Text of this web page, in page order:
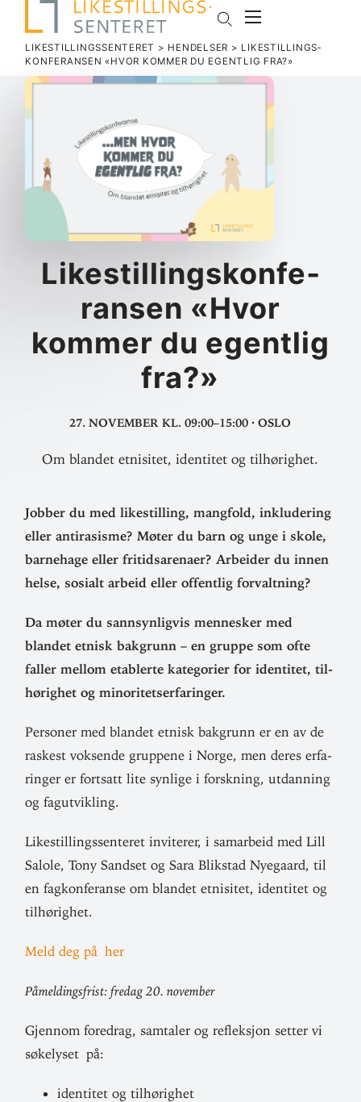
LIKESTILLINGSSENTERET > HENDELSER > LIKE­STIL­LINGS­
KON­FE­RANSEN «HVOR KOMMER DU EGENTLIG FRA?»
Like­stil­lings­kon­fe­
ransen «Hvor
kommer du egentlig
fra?»
27. novemberkl. 09:00–15:00 ·Oslo
Om blandet etnisitet, identitet og tilhørighet.
Jobber du med like­stilling, mangfold, inklu­dering
eller anti­ra­sisme? Møter du barn og unge i skole,
barnehage eller fri­tids­arenaer? Arbeider du innen
helse, sosialt arbeid eller offentlig forvaltning?
Da møter du sann­syn­ligvis men­nesker med
blandet etnisk bak­grunn – en gruppe som ofte
faller mellom etab­lerte kate­gorier for iden­titet, til­
hø­righet og minoritetserfaringer.
Per­soner med blandet etnisk bak­grunn er en av de
raskest vok­sende gruppene i Norge, men deres erfa­
ringer er fortsatt lite synlige i forskning, utdanning
og fagutvikling.
Like­stil­lings­sen­teret invi­terer, i sam­arbeid med Lill
Salole, Tony Sandset og Sara Blikstad Nye­gaard, til
en fag­kon­fe­ranse om blandet etni­sitet, iden­titet og
tilhørighet.
Meld deg på her
Påmel­dings­frist: fredag 20. november
Gjennom foredrag, sam­taler og refleksjon setter vi
søke­lyset på:
iden­titet og tilhørighet